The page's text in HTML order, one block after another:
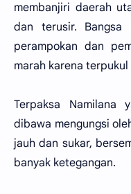
membanjiri daerah
dan terusir. Bangsa
perampokan dan
marah karena
Terpaksa Namilana
dibawa mengungsi
jauh dan sukar,
banyak ketegangan.